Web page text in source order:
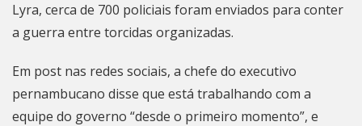
Lyra, cerca de 700 policiais foram enviados para conter
a guerra entre torcidas organizadas.
Em post nas redes sociais, a chefe do executivo
pernambucano disse que está trabalhando com a
equipe do governo “desde o primeiro momento”, e